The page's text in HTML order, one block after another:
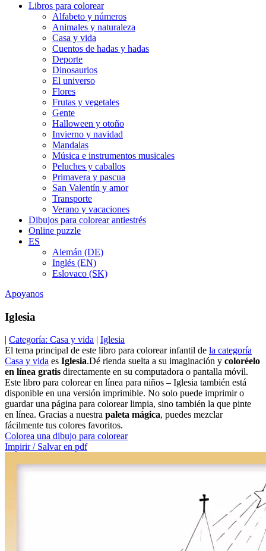
Libros para colorear
Alfabeto y números
Animales y naturaleza
Casa y vida
Cuentos de hadas y hadas
Deporte
Dinosaurios
El universo
Flores
Frutas y vegetales
Gente
Halloween y otoño
Invierno y navidad
Mandalas
Música e instrumentos musicales
Peluches y caballos
Primavera y pascua
San Valentín y amor
Transporte
Verano y vacaciones
Dibujos para colorear antiestrés
Online puzzle
ES
Alemán (DE)
Inglés (EN)
Eslovaco (SK)
Apoyanos
Iglesia
| Categoría: Casa y vida | Iglesia
El tema principal de este libro para colorear infantil de la categoría
Casa y vida es Iglesia.Dé rienda suelta a su imaginación y coloréelo
en línea gratis directamente en su computadora o pantalla móvil.
Este libro para colorear en línea para niños – Iglesia también está
disponible en una versión imprimible. No solo puede imprimir o
guardar una página para colorear limpia, sino también la que pinte
en línea. Gracias a nuestra paleta mágica, puedes mezclar
fácilmente tus colores favoritos.
Colorea una dibujo para colorear
Impirir / Salvar en pdf